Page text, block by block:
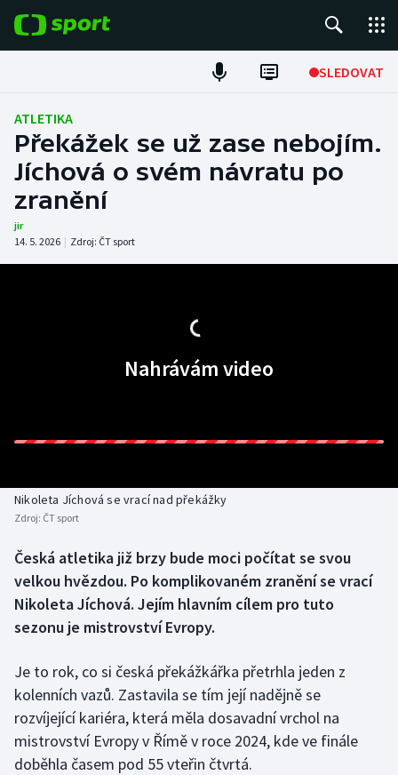
SLEDOVAT
Fotbal
Hokej
Tenis
Atletika
Americký fotbal
Biatlon
Box
Curling
Dostihy
Florbal
Futsal
Aplikace ČT sport
ATLETIKA
Překážek se už zase nebojím.
Jíchová o svém návratu po
zranění
jir
14. 5. 2026 | Zdroj: ČT sport
Nahrávám video
Nikoleta Jíchová se vrací nad překážky
Zdroj: ČT sport
Česká atletika již brzy bude moci počítat se svou
velkou hvězdou. Po komplikovaném zranění se vrací
Nikoleta Jíchová. Jejím hlavním cílem pro tuto
sezonu je mistrovství Evropy.
Je to rok, co si česká překážkářka přetrhla jeden z
kolenních vazů. Zastavila se tím její nadějně se
rozvíjející kariéra, která měla dosavadní vrchol na
mistrovství Evropy v Římě v roce 2024, kde ve finále
doběhla časem pod 55 vteřin čtvrtá.